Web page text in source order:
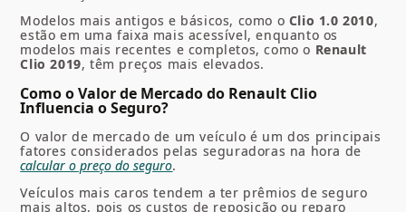
Modelos mais antigos e básicos, como o Clio 1.0 2010,
estão em uma faixa mais acessível, enquanto os
modelos mais recentes e completos, como o Renault
Clio 2019, têm preços mais elevados.
Como o Valor de Mercado do Renault Clio
Influencia o Seguro?
O valor de mercado de um veículo é um dos principais
fatores considerados pelas seguradoras na hora de
calcular o preço do seguro.
Veículos mais caros tendem a ter prêmios de seguro
mais altos, pois os custos de reposição ou reparo